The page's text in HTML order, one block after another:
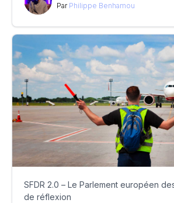
Par Philippe Benhamou
SFDR 2.0 – Le Parlement européen
de réflexion